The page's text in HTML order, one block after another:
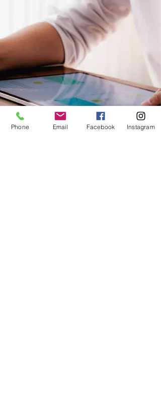
Phone Email Facebook Instagram